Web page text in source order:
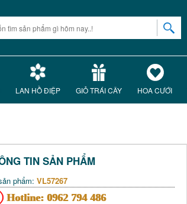
LAN HỒ ĐIỆP GIỎ TRÁI CÂY HOA CƯỚI
TIN SẢN PHẨM
phẩm: VL57267
Hotline: 0962 794 486